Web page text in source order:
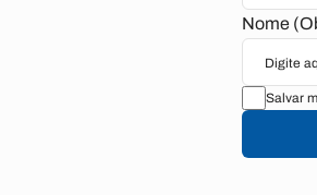
Nome
Salvar